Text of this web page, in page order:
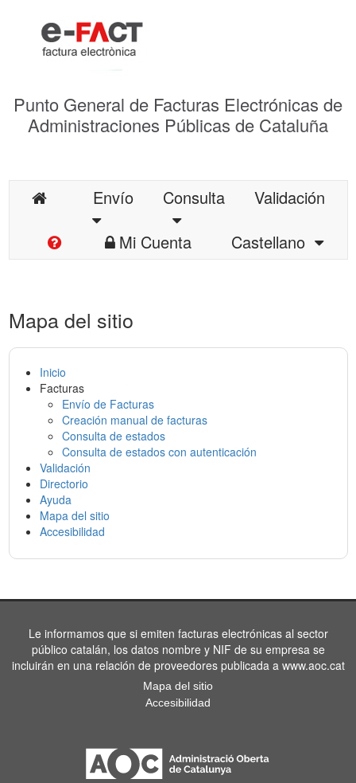
Punto General de Facturas Electrónicas de
Administraciones Públicas de Cataluña
Envío Consulta
Validación
Mi Cuenta
Castellano
Mapa del sitio
Inicio
Facturas
Envío de Facturas
Creación manual de facturas
Consulta de estados
Consulta de estados con autenticación
Validación
Directorio
Ayuda
Mapa del sitio
Accesibilidad
Le informamos que si emiten facturas electrónicas al sector
público catalán, los datos nombre y NIF de su empresa se
incluirán en una relación de proveedores publicada a www.aoc.cat
Mapa del sitio
Accesibilidad